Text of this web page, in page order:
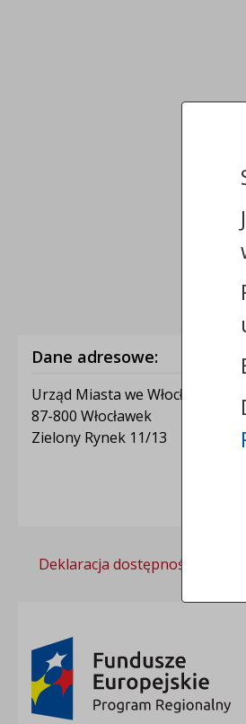
Dane adresowe:
Urząd Miasta we Włocławku
87-800 Włocławek
Zielony Rynek 11/13
Deklaracja dostępności